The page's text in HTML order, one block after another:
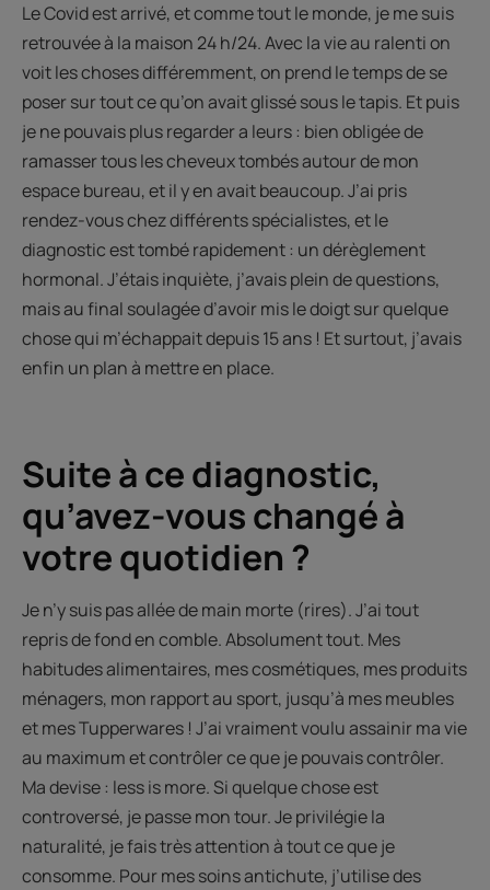
Le Covid est arrivé, et comme tout le monde, je me suis
retrouvée à la maison 24 h/24. Avec la vie au ralenti on
voit les choses différemment, on prend le temps de se
poser sur tout ce qu’on avait glissé sous le tapis. Et puis
je ne pouvais plus regarder a leurs : bien obligée de
ramasser tous les cheveux tombés autour de mon
espace bureau, et il y en avait beaucoup. J’ai pris
rendez-vous chez différents spécialistes, et le
diagnostic est tombé rapidement : un dérèglement
hormonal. J’étais inquiète, j’avais plein de questions,
mais au final soulagée d’avoir mis le doigt sur quelque
chose qui m’échappait depuis 15 ans ! Et surtout, j’avais
enfin un plan à mettre en place.
Suite à ce diagnostic,
qu’avez-vous changé à
votre quotidien ?
Je n’y suis pas allée de main morte (rires). J’ai tout
repris de fond en comble. Absolument tout. Mes
habitudes alimentaires, mes cosmétiques, mes produits
ménagers, mon rapport au sport, jusqu’à mes meubles
et mes Tupperwares ! J’ai vraiment voulu assainir ma vie
au maximum et contrôler ce que je pouvais contrôler.
Ma devise : less is more. Si quelque chose est
controversé, je passe mon tour. Je privilégie la
naturalité, je fais très attention à tout ce que je
consomme. Pour mes soins antichute, j’utilise des